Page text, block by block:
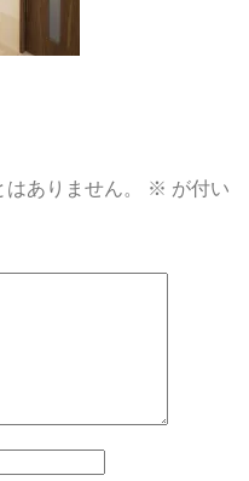
ありません。 ※ が付い